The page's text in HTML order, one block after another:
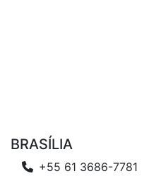
BRASÍLIA
+55 61 3686-7781